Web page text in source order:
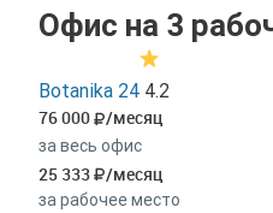
Офис на 3
Botanika 24 4.2
76 000 /месяц
за весь офис
25 333 /месяц
за рабочее место